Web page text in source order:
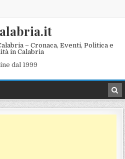
– Cronaca, Eventi, Politica e
in Calabria
dal 1999